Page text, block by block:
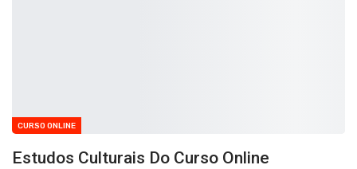
CURSO ONLINE
Estudos Culturais Do Curso Online